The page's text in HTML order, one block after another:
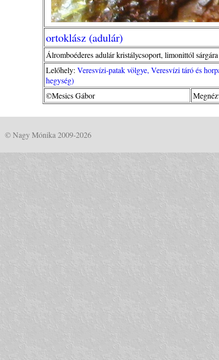
ortoklász (adulár)
Álromboéderes adulár kristálycsoport, limonittól
Lelőhely: Veresvízi-patak völgye, Veresvízi táró és
hegység)
©Mesics Gábor
© Nagy Mónika 2009-2026